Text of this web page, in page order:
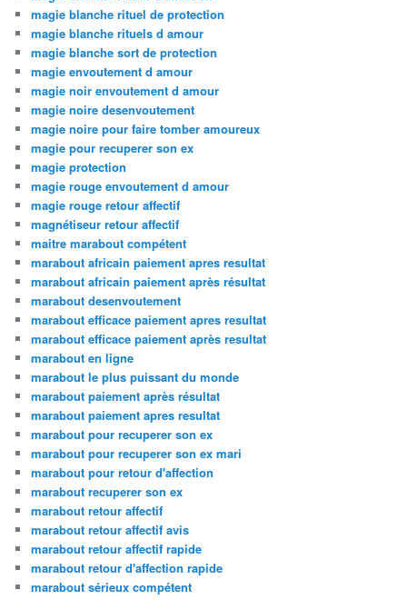
magie blanche rituel de protection
magie blanche rituels d amour
magie blanche sort de protection
magie envoutement d amour
magie noir envoutement d amour
magie noire desenvoutement
magie noire pour faire tomber amoureux
magie pour recuperer son ex
magie protection
magie rouge envoutement d amour
magie rouge retour affectif
magnétiseur retour affectif
maitre marabout compétent
marabout africain paiement apres resultat
marabout africain paiement après résultat
marabout desenvoutement
marabout efficace paiement apres resultat
marabout efficace paiement après resultat
marabout en ligne
marabout le plus puissant du monde
marabout paiement après résultat
marabout paiement apres resultat
marabout pour recuperer son ex
marabout pour recuperer son ex mari
marabout pour retour d'affection
marabout recuperer son ex
marabout retour affectif
marabout retour affectif avis
marabout retour affectif rapide
marabout retour d'affection rapide
marabout sérieux compétent